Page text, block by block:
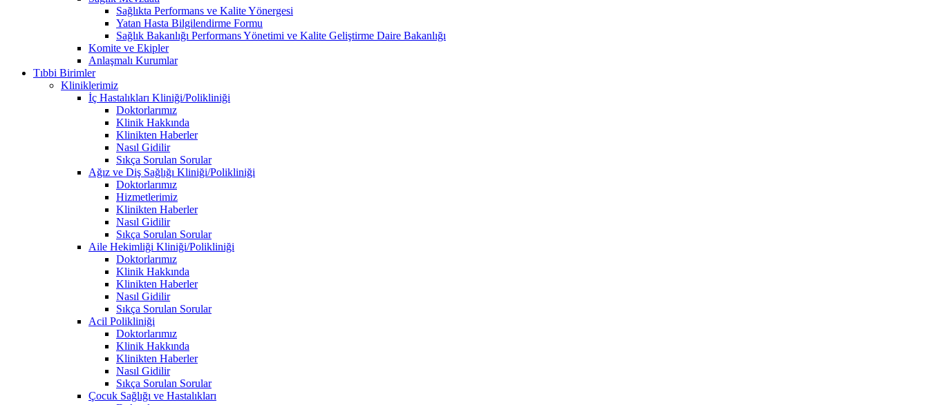
Sağlıkta Performans ve Kalite Yönergesi
Yatan Hasta Bilgilendirme Formu
Sağlık Bakanlığı Performans Yönetimi ve Kalite Geliştirme Daire Bakanlığı
Komite ve Ekipler
Anlaşmalı Kurumlar
Tıbbi Birimler
Kliniklerimiz
İç Hastalıkları Kliniği/Polikliniği
Doktorlarımız
Klinik Hakkında
Klinikten Haberler
Nasıl Gidilir
Sıkça Sorulan Sorular
Ağız ve Diş Sağlığı Kliniği/Polikliniği
Doktorlarımız
Hizmetlerimiz
Klinikten Haberler
Nasıl Gidilir
Sıkça Sorulan Sorular
Aile Hekimliği Kliniği/Polikliniği
Doktorlarımız
Klinik Hakkında
Klinikten Haberler
Nasıl Gidilir
Sıkça Sorulan Sorular
Acil Polikliniği
Doktorlarımız
Klinik Hakkında
Klinikten Haberler
Nasıl Gidilir
Sıkça Sorulan Sorular
Çocuk Sağlığı ve Hastalıkları